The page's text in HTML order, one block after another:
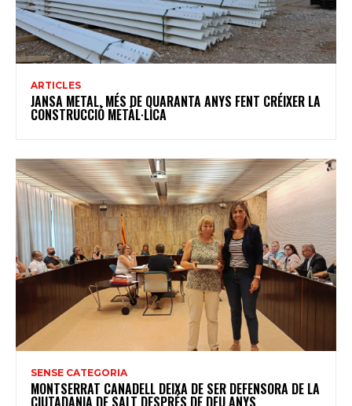
ARTICLES
JANSA METAL, MÉS DE QUARANTA ANYS FENT CRÉIXER LA
CONSTRUCCIÓ METÀL·LICA
SENSE CATEGORIA
MONTSERRAT CANADELL DEIXA DE SER DEFENSORA DE LA
CIUTADANIA DE SALT DESPRÉS DE DEU ANYS